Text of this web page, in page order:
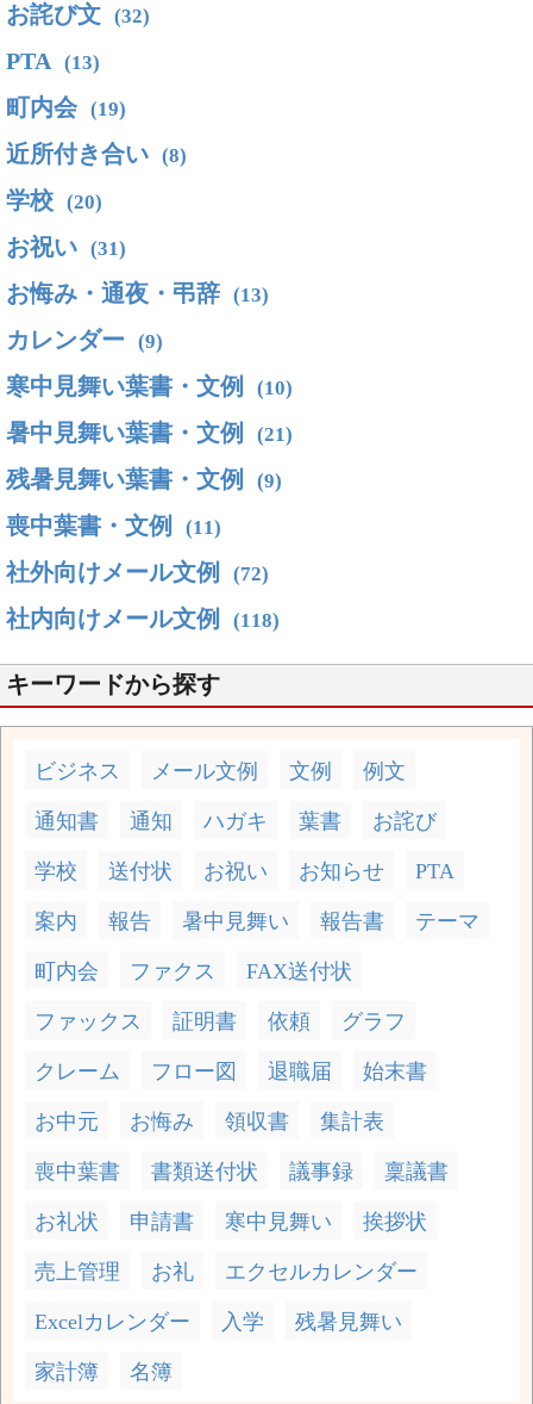
お詫び文 (32)
PTA (13)
町内会 (19)
近所付き合い (8)
学校 (20)
お祝い (31)
お悔み・通夜・弔辞 (13)
カレンダー (9)
寒中見舞い葉書・文例 (10)
暑中見舞い葉書・文例 (21)
残暑見舞い葉書・文例 (9)
喪中葉書・文例 (11)
社外向けメール文例 (72)
社内向けメール文例 (118)
キーワードから探す
ビジネス メール文例 文例 例文
通知書 通知 ハガキ 葉書 お詫び
学校 送付状 お祝い お知らせ PTA
案内 報告 暑中見舞い 報告書 テーマ
町内会 ファクス FAX送付状
ファックス 証明書 依頼 グラフ
クレーム フロー図 退職届 始末書
お中元 お悔み 領収書 集計表
喪中葉書 書類送付状 議事録 稟議書
お礼状 申請書 寒中見舞い 挨拶状
売上管理 お礼 エクセルカレンダー
Excelカレンダー 入学 残暑見舞い
家計簿 名簿